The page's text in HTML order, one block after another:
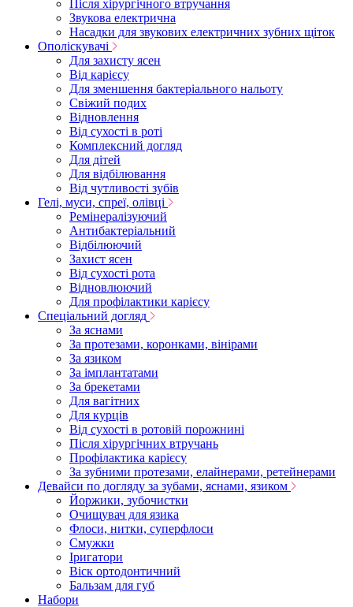
Після хірургічного втручання
Звукова електрична
Насадки для звукових електричних зубних щіток
Ополіскувачі
Для захисту ясен
Від карієсу
Для зменшення бактеріального нальоту
Свіжий подих
Відновлення
Від сухості в роті
Комплексний догляд
Для дітей
Для відбілювання
Від чутливості зубів
Гелі, муси, спреї, олівці
Ремінералізуючий
Антибактеріальний
Відбілюючий
Захист ясен
Від сухості рота
Відновлюючий
Для профілактики карієсу
Спеціальний догляд
За яснами
За протезами, коронками, вінірами
За язиком
За імплантатами
За брекетами
Для вагітних
Для курців
Від сухості в ротовій порожнині
Після хірургічних втручань
Профілактика карієсу
За зубними протезами, елайнерами, ретейнерами
Девайси по догляду за зубами, яснами, язиком
Йоржики, зубочистки
Очищувач для язика
Флоси, нитки, суперфлоси
Смужки
Іригатори
Віск ортодонтичний
Бальзам для губ
Набори